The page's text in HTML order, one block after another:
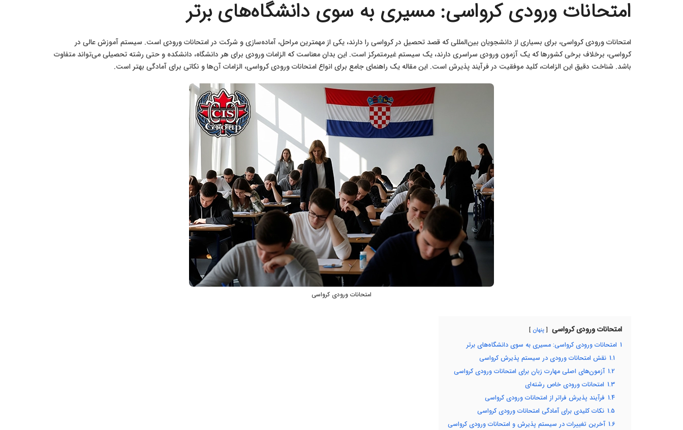
امتحانات ورودی کرواسی: مسیری به سوی دانشگاه‌های برتر
امتحانات ورودی کرواسی، برای بسیاری از دانشجویان بین‌المللی که قصد تحصیل در کرواسی را دارند، یکی از مهمترین مراحل، آماده‌سازی و شرکت در امتحانات ورودی است. سیستم آموزش عالی در
کرواسی، برخلاف برخی کشورها که یک آزمون ورودی سراسری دارند، یک سیستم غیرمتمرکز است. این بدان معناست که الزامات ورودی برای هر دانشگاه، دانشکده و حتی رشته تحصیلی می‌تواند متفاوت
باشد. شناخت دقیق این الزامات، کلید موفقیت در فرآیند پذیرش است. این مقاله یک راهنمای جامع برای انواع امتحانات ورودی کرواسی، الزامات آن‌ها و نکاتی برای آمادگی بهتر است.
امتحانات ورودی کرواسی
امتحانات ورودی کرواسی پنهان
1 امتحانات ورودی کرواسی: مسیری به سوی دانشگاه‌های برتر
1.1 نقش امتحانات ورودی در سیستم پذیرش کرواسی
1.2 آزمون‌های اصلی مهارت زبان برای امتحانات ورودی کرواسی
1.3 امتحانات ورودی خاص رشته‌ای
1.4 فرآیند پذیرش فراتر از امتحانات ورودی کرواسی
1.5 نکات کلیدی برای آمادگی امتحانات ورودی کرواسی
1.6 آخرین تغییرات در سیستم پذیرش و امتحانات ورودی کرواسی